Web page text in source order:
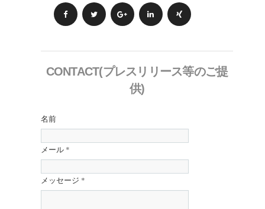
CONTACT(プレスリリース等のご提
供)
名前
メール *
メッセージ *